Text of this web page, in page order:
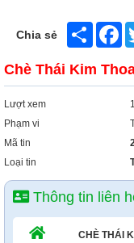
Chia sẻ Share
Chè Thái Kim
Lượt xem
Phạm vi
Mã tin
Loại tin
Thông tin liên
CHÈ THÁI